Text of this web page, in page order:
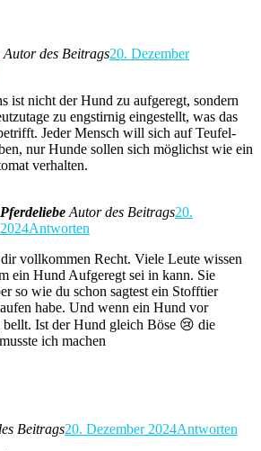
Autor des Beitrags20. Dezember
ist nicht der Hund zu aufgeregt, sondern
zu engstirnig eingestellt, was das
Jeder Mensch will sich auf Teufel-
nur Hunde sollen sich möglichst wie ein
verhalten.
Autor des Beitrags20.
Antworten
vollkommen Recht. Viele Leute wissen
ein Hund Aufgeregt sei in kann. Sie
so wie du schon sagtest ein Stofftier
habe. Und wenn ein Hund vor
Ist der Hund gleich Böse 😢 die
ich machen
Beitrags20. Dezember 2024Antworten